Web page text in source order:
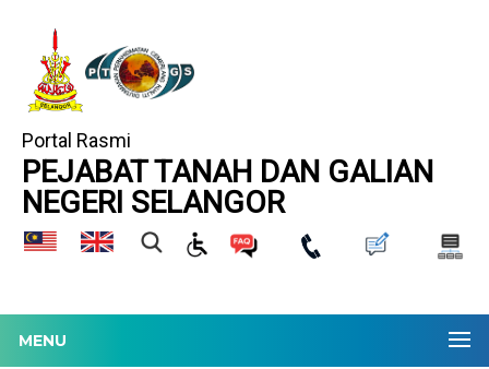
Portal Rasmi
PEJABAT TANAH DAN GALIAN
NEGERI SELANGOR
MENU